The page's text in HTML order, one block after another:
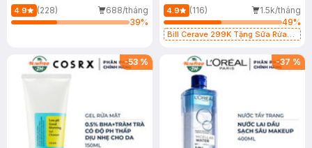
500ml
4.9 (228)
688/tháng
39%
473ml
4.9 (116)
1.5k/tháng
49%
Bill Cerave 299K Tặng Sữa Rửa
-53 % -37 %